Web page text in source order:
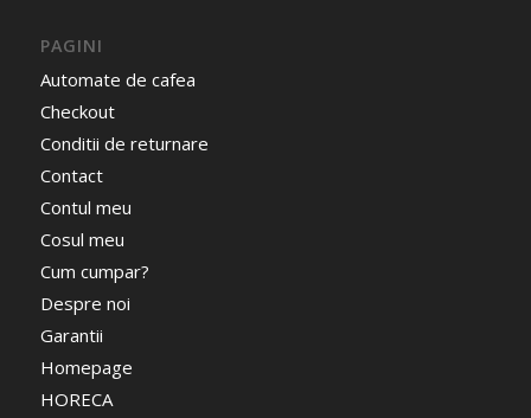
PAGINI
Automate de cafea
Checkout
Conditii de returnare
Contact
Contul meu
Cosul meu
Cum cumpar?
Despre noi
Garantii
Homepage
HORECA